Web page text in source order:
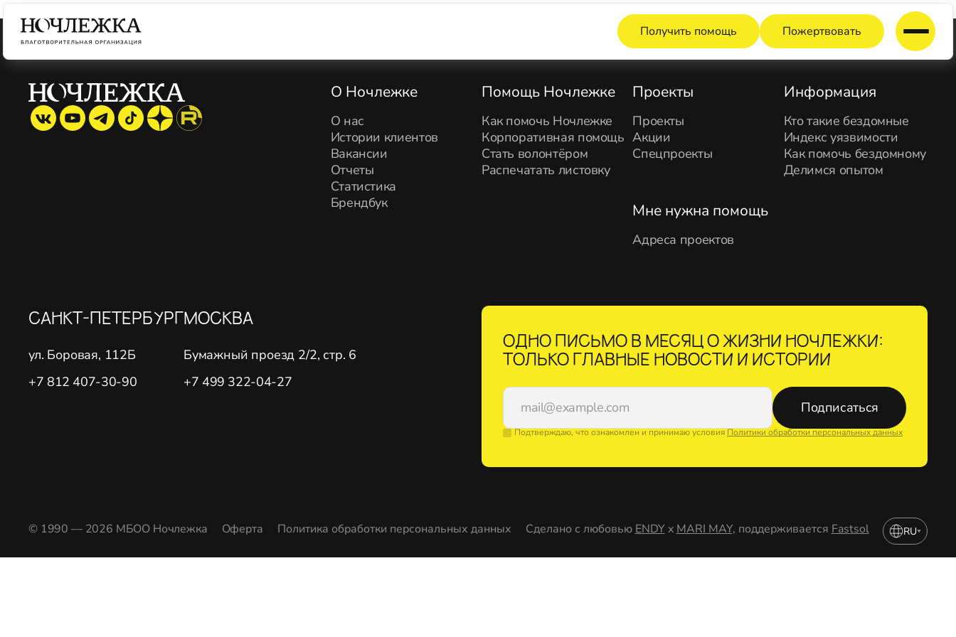
Получить помощь Пожертвовать
О Ночлежке
О нас
Истории клиентов
Вакансии
Отчеты
Статистика
Брендбук
Помощь Ночлежке
Как помочь Ночлежке
Корпоративная помощь
Стать волонтёром
Распечатать листовку
Проекты
Проекты
Акции
Спецпроекты
Информация
Кто такие бездомные
Индекс уязвимости
Как помочь бездомному
Делимся опытом
Мне нужна помощь
Адреса проектов
САНКТ-ПЕТЕРБУРГ
ул. Боровая, 112Б
+7 812 407-30-90
МОСКВА
Бумажный проезд 2/2, стр. 6
+7 499 322-04-27
ОДНО ПИСЬМО В МЕСЯЦ О ЖИЗНИ НОЧЛЕЖКИ:
ТОЛЬКО ГЛАВНЫЕ НОВОСТИ И ИСТОРИИ
Подписаться
Подтверждаю, что ознакомлен и принимаю условияПолитики обработки персональных данных
© 1990 — 2026 МБОО Ночлежка Оферта Политика обработки персональных данных Сделано с любовью ENDY x MARI MAY, поддерживается Fastsol RU